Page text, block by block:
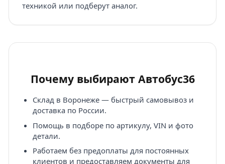
техникой или подберут аналог.
Почему выбирают Автобус36
Склад в Воронеже — быстрый самовывоз и
доставка по России.
Помощь в подборе по артикулу, VIN и фото
детали.
Работаем без предоплаты для постоянных
клиентов и предоставляем документы для